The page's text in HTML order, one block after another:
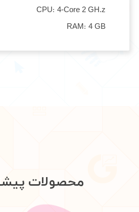
CPU:4-Core 2 GH.z
RAM:4 GB
محصولات